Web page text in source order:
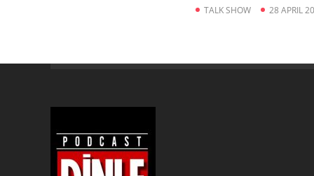
TALK SHOW 28 APRIL